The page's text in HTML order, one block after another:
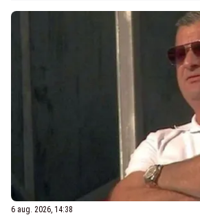
6 aug. 2026, 14:38